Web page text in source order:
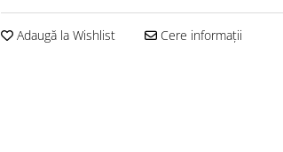
Adaugă la Wishlist Cere informații